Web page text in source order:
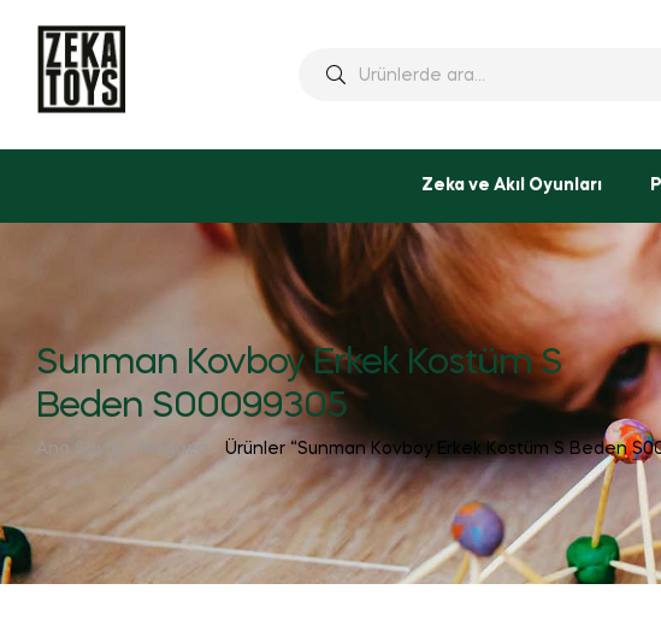
Zeka ve Akıl Oyunları
Sunman Kovboy Erkek Kostüm S
Beden S00099305
Ana Sayfa Mağaza Ürünler “Sunman Kovboy Erkek Kostüm S Beden